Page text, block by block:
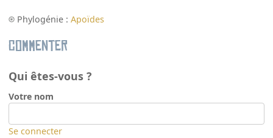
Phylogénie :Apoïdes
Commenter
Qui êtes-vous ?
Votre nom
Se connecter